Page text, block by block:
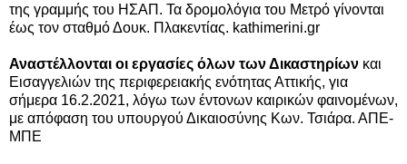
της γραμμής του ΗΣΑΠ. Τα δρομολόγια του Μετρό γίνονται
έως τον σταθμό Δουκ. Πλακεντίας. kathimerini.gr
Αναστέλλονται οι εργασίες όλων των Δικαστηρίων και
Εισαγγελιών της περιφερειακής ενότητας Αττικής, για
σήμερα 16.2.2021, λόγω των έντονων καιρικών φαινομένων,
με απόφαση του υπουργού Δικαιοσύνης Κων. Τσιάρα. ΑΠΕ-
ΜΠΕ